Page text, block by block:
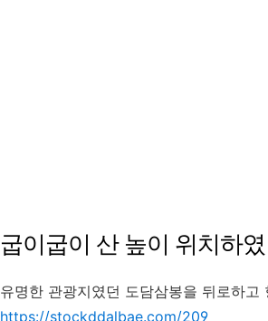
굽이굽이 산 높이 위치하
유명한 관광지였던 도담삼봉을 뒤로하
https://stockddalbae.com/209